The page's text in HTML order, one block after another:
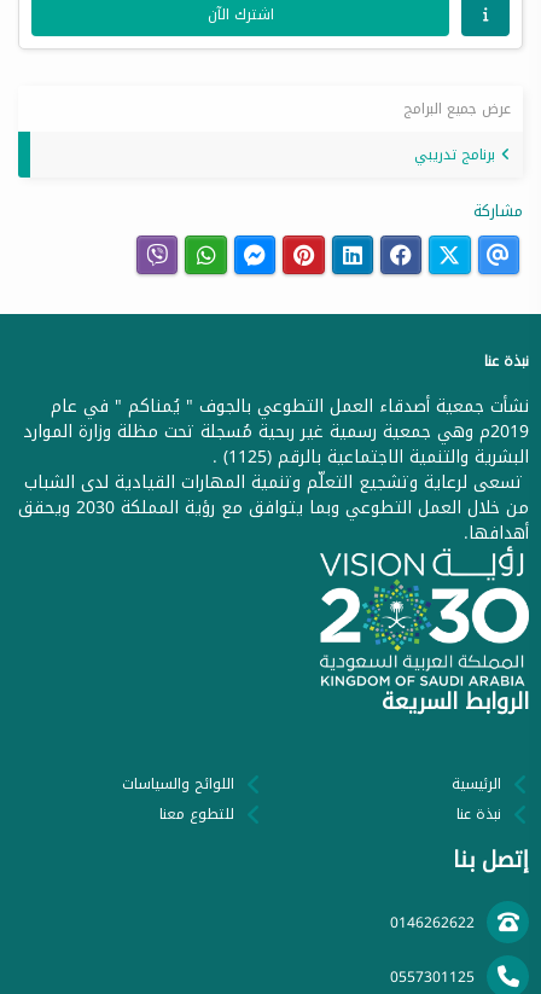
اشترك الآن
عرض جميع البرامج
برنامج تدريبي
مشاركة
نبذة عنا
نشأت جمعية أصدقاء العمل التطوعي بالجوف " يُمناكم " في عام
2019م وهي جمعية رسمية غير ربحية مُسجلة تحت مظلة وزارة الموارد
البشرية والتنمية الاجتماعية بالرقم (1125) .
تسعى لرعاية وتشجيع التعلّم وتنمية المهارات القيادية لدى الشباب
من خلال العمل التطوعي وبما يتوافق مع رؤية المملكة 2030 ويحقق
أهدافها.
الروابط السريعة
الرئيسية
نبذة عنا
اللوائح والسياسات
للتطوع معنا
إتصل بنا
0146262622
0557301125